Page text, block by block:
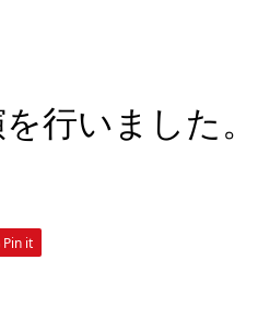
行いました。
Pin it